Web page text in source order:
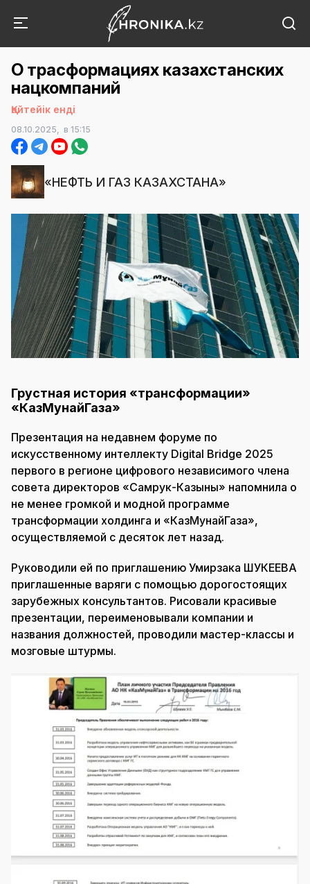
О трасформациях казахстанских
нацкомпаний
Қайтейік енді
08.10.2025, в 15:15
«НЕФТЬ И ГАЗ КАЗАХСТАНА»
Грустная история «трансформации»
«КазМунайГаза»
Презентация на недавнем форуме по
искусственному интеллекту Digital Bridge 2025
первого в регионе цифрового независимого члена
совета директоров «Самрук-Казыны» напомнила о
не менее громкой и модной программе
трансформации холдинга и «КазМунайГаза»,
осуществляемой с десяток лет назад.
Руководили ей по приглашению Умирзака ШУКЕЕВА
приглашенные варяги с помощью дорогостоящих
зарубежных консультантов. Рисовали красивые
презентации, переименовывали компании и
названия должностей, проводили мастер-классы и
мозговые штурмы.